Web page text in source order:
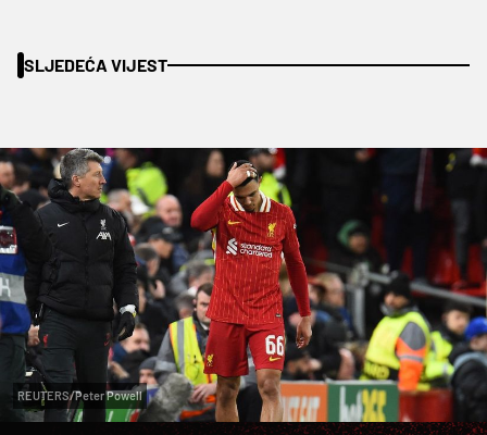
SLJEDEĆA VIJEST
REUTERS/Peter Powell